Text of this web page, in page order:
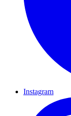
Instagram